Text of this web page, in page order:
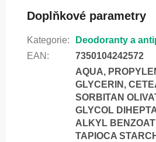
Doplňkové parametry
Kategorie:
Deodoranty a
EAN : 7350104242572
AQUA,
GLYCERIN,
SORBITAN
GLYCOL
ALKYL
TAPIOCA